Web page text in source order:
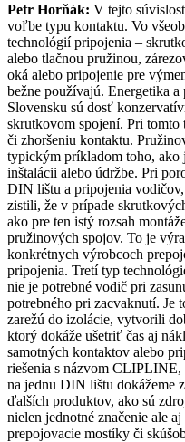
Petr Horňák: V tejto
voľbe typu kontaktu. Vo
technológií pripojenia –
alebo tlačnou pružinou,
oká alebo pripojenie pre
bežne používajú. Energetika
Slovensku sú dosť
skrutkovom spojení. Pri
či zhoršeniu kontaktu.
typickým príkladom toho, ako
inštalácii alebo údržbe. Pri
DIN lištu a pripojenia
zistili, že v prípade
ako pre ten istý rozsah
pružinových spojov. To je
konkrétnych výrobcoch
pripojenia. Tretí typ
nie je potrebné vodič pri
potrebného pri zacvaknutí. Je
zarežú do izolácie, vytvorili
ktorý dokáže ušetriť čas aj
samotných kontaktov alebo
riešenia s názvom CLIPLINE,
na jednu DIN lištu dokážeme
ďalších produktov, ako sú
nielen jednotné značenie ale
prepojovacie mostíky či